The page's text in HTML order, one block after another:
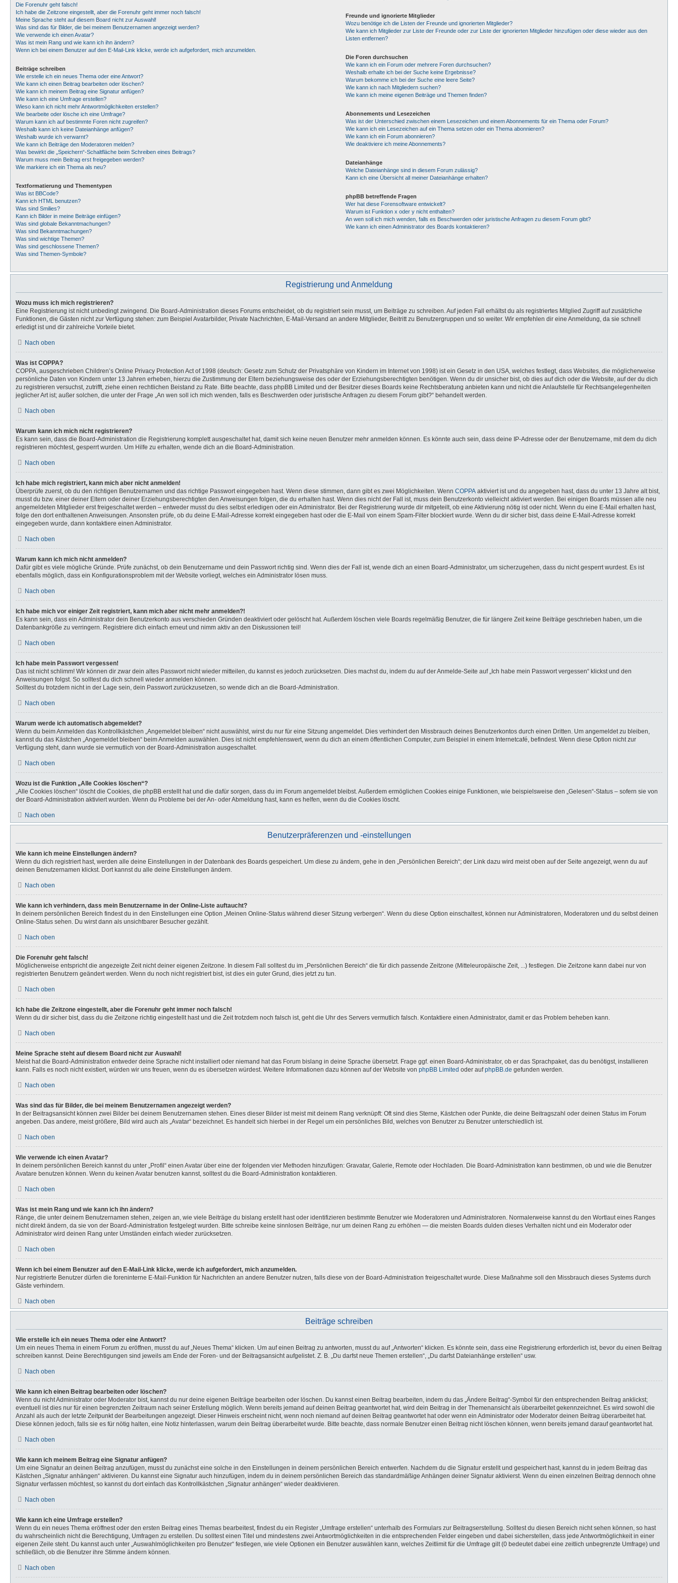
Die Forenuhr geht falsch!
Ich habe die Zeitzone eingestellt, aber die Forenuhr geht immer noch falsch!
Meine Sprache steht auf diesem Board nicht zur Auswahl!
Was sind das für Bilder, die bei meinem Benutzernamen angezeigt werden?
Wie verwende ich einen Avatar?
Was ist mein Rang und wie kann ich ihn ändern?
Wenn ich bei einem Benutzer auf den E-Mail-Link klicke, werde ich aufgefordert, mich anzumelden.
Beiträge schreiben
Wie erstelle ich ein neues Thema oder eine Antwort?
Wie kann ich einen Beitrag bearbeiten oder löschen?
Wie kann ich meinem Beitrag eine Signatur anfügen?
Wie kann ich eine Umfrage erstellen?
Wieso kann ich nicht mehr Antwortmöglichkeiten erstellen?
Wie bearbeite oder lösche ich eine Umfrage?
Warum kann ich auf bestimmte Foren nicht zugreifen?
Weshalb kann ich keine Dateianhänge anfügen?
Weshalb wurde ich verwarnt?
Wie kann ich Beiträge den Moderatoren melden?
Was bewirkt die „Speichern“-Schaltfläche beim Schreiben eines Beitrags?
Warum muss mein Beitrag erst freigegeben werden?
Wie markiere ich ein Thema als neu?
Textformatierung und Thementypen
Was ist BBCode?
Kann ich HTML benutzen?
Was sind Smilies?
Kann ich Bilder in meine Beiträge einfügen?
Was sind globale Bekanntmachungen?
Was sind Bekanntmachungen?
Was sind wichtige Themen?
Was sind geschlossene Themen?
Was sind Themen-Symbole?
Freunde und ignorierte Mitglieder
Wozu benötige ich die Listen der Freunde und ignorierten Mitglieder?
Wie kann ich Mitglieder zur Liste der Freunde oder zur Liste der ignorierten Mitglieder hinzufügen oder diese wieder aus den
Listen entfernen?
Die Foren durchsuchen
Wie kann ich ein Forum oder mehrere Foren durchsuchen?
Weshalb erhalte ich bei der Suche keine Ergebnisse?
Warum bekomme ich bei der Suche eine leere Seite?
Wie kann ich nach Mitgliedern suchen?
Wie kann ich meine eigenen Beiträge und Themen finden?
Abonnements und Lesezeichen
Was ist der Unterschied zwischen einem Lesezeichen und einem Abonnements für ein Thema oder Forum?
Wie kann ich ein Lesezeichen auf ein Thema setzen oder ein Thema abonnieren?
Wie kann ich ein Forum abonnieren?
Wie deaktiviere ich meine Abonnements?
Dateianhänge
Welche Dateianhänge sind in diesem Forum zulässig?
Kann ich eine Übersicht all meiner Dateianhänge erhalten?
phpBB betreffende Fragen
Wer hat diese Forensoftware entwickelt?
Warum ist Funktion x oder y nicht enthalten?
An wen soll ich mich wenden, falls es Beschwerden oder juristische Anfragen zu diesem Forum gibt?
Wie kann ich einen Administrator des Boards kontaktieren?
Registrierung und Anmeldung
Wozu muss ich mich registrieren?
Eine Registrierung ist nicht unbedingt zwingend. Die Board-Administration dieses Forums entscheidet, ob du registriert sein musst, um Beiträge zu schreiben. Auf jeden Fall erhältst du als registriertes Mitglied Zugriff auf zusätzliche
Funktionen, die Gästen nicht zur Verfügung stehen: zum Beispiel Avatarbilder, Private Nachrichten, E-Mail-Versand an andere Mitglieder, Beitritt zu Benutzergruppen und so weiter. Wir empfehlen dir eine Anmeldung, da sie schnell
erledigt ist und dir zahlreiche Vorteile bietet.
Nach oben
Was ist COPPA?
COPPA, ausgeschrieben Children’s Online Privacy Protection Act of 1998 (deutsch: Gesetz zum Schutz der Privatsphäre von Kindern im Internet von 1998) ist ein Gesetz in den USA, welches festlegt, dass Websites, die möglicherweise
persönliche Daten von Kindern unter 13 Jahren erheben, hierzu die Zustimmung der Eltern beziehungsweise des oder der Erziehungsberechtigten benötigen. Wenn du dir unsicher bist, ob dies auf dich oder die Website, auf der du dich
zu registrieren versuchst, zutrifft, ziehe einen rechtlichen Beistand zu Rate. Bitte beachte, dass phpBB Limited und der Besitzer dieses Boards keine Rechtsberatung anbieten kann und nicht die Anlaufstelle für Rechtsangelegenheiten
jeglicher Art ist; außer solchen, die unter der Frage „An wen soll ich mich wenden, falls es Beschwerden oder juristische Anfragen zu diesem Forum gibt?“ behandelt werden.
Nach oben
Warum kann ich mich nicht registrieren?
Es kann sein, dass die Board-Administration die Registrierung komplett ausgeschaltet hat, damit sich keine neuen Benutzer mehr anmelden können. Es könnte auch sein, dass deine IP-Adresse oder der Benutzername, mit dem du dich
registrieren möchtest, gesperrt wurden. Um Hilfe zu erhalten, wende dich an die Board-Administration.
Nach oben
Ich habe mich registriert, kann mich aber nicht anmelden!
Überprüfe zuerst, ob du den richtigen Benutzernamen und das richtige Passwort eingegeben hast. Wenn diese stimmen, dann gibt es zwei Möglichkeiten. Wenn COPPA aktiviert ist und du angegeben hast, dass du unter 13 Jahre alt bist,
musst du bzw. einer deiner Eltern oder deiner Erziehungsberechtigten den Anweisungen folgen, die du erhalten hast. Wenn dies nicht der Fall ist, muss dein Benutzerkonto vielleicht aktiviert werden. Bei einigen Boards müssen alle neu
angemeldeten Mitglieder erst freigeschaltet werden – entweder musst du dies selbst erledigen oder ein Administrator. Bei der Registrierung wurde dir mitgeteilt, ob eine Aktivierung nötig ist oder nicht. Wenn du eine E-Mail erhalten hast,
folge den dort enthaltenen Anweisungen. Ansonsten prüfe, ob du deine E-Mail-Adresse korrekt eingegeben hast oder die E-Mail von einem Spam-Filter blockiert wurde. Wenn du dir sicher bist, dass deine E-Mail-Adresse korrekt
eingegeben wurde, dann kontaktiere einen Administrator.
Nach oben
Warum kann ich mich nicht anmelden?
Dafür gibt es viele mögliche Gründe. Prüfe zunächst, ob dein Benutzername und dein Passwort richtig sind. Wenn dies der Fall ist, wende dich an einen Board-Administrator, um sicherzugehen, dass du nicht gesperrt wurdest. Es ist
ebenfalls möglich, dass ein Konfigurationsproblem mit der Website vorliegt, welches ein Administrator lösen muss.
Nach oben
Ich habe mich vor einiger Zeit registriert, kann mich aber nicht mehr anmelden?!
Es kann sein, dass ein Administrator dein Benutzerkonto aus verschieden Gründen deaktiviert oder gelöscht hat. Außerdem löschen viele Boards regelmäßig Benutzer, die für längere Zeit keine Beiträge geschrieben haben, um die
Datenbankgröße zu verringern. Registriere dich einfach erneut und nimm aktiv an den Diskussionen teil!
Nach oben
Ich habe mein Passwort vergessen!
Das ist nicht schlimm! Wir können dir zwar dein altes Passwort nicht wieder mitteilen, du kannst es jedoch zurücksetzen. Dies machst du, indem du auf der Anmelde-Seite auf „Ich habe mein Passwort vergessen“ klickst und den
Anweisungen folgst. So solltest du dich schnell wieder anmelden können.
Solltest du trotzdem nicht in der Lage sein, dein Passwort zurückzusetzen, so wende dich an die Board-Administration.
Nach oben
Warum werde ich automatisch abgemeldet?
Wenn du beim Anmelden das Kontrollkästchen „Angemeldet bleiben“ nicht auswählst, wirst du nur für eine Sitzung angemeldet. Dies verhindert den Missbrauch deines Benutzerkontos durch einen Dritten. Um angemeldet zu bleiben,
kannst du das Kästchen „Angemeldet bleiben“ beim Anmelden auswählen. Dies ist nicht empfehlenswert, wenn du dich an einem öffentlichen Computer, zum Beispiel in einem Internetcafé, befindest. Wenn diese Option nicht zur
Verfügung steht, dann wurde sie vermutlich von der Board-Administration ausgeschaltet.
Nach oben
Wozu ist die Funktion „Alle Cookies löschen“?
„Alle Cookies löschen“ löscht die Cookies, die phpBB erstellt hat und die dafür sorgen, dass du im Forum angemeldet bleibst. Außerdem ermöglichen Cookies einige Funktionen, wie beispielsweise den „Gelesen“-Status – sofern sie von
der Board-Administration aktiviert wurden. Wenn du Probleme bei der An- oder Abmeldung hast, kann es helfen, wenn du die Cookies löscht.
Nach oben
Benutzerpräferenzen und -einstellungen
Wie kann ich meine Einstellungen ändern?
Wenn du dich registriert hast, werden alle deine Einstellungen in der Datenbank des Boards gespeichert. Um diese zu ändern, gehe in den „Persönlichen Bereich“; der Link dazu wird meist oben auf der Seite angezeigt, wenn du auf
deinen Benutzernamen klickst. Dort kannst du alle deine Einstellungen ändern.
Nach oben
Wie kann ich verhindern, dass mein Benutzername in der Online-Liste auftaucht?
In deinem persönlichen Bereich findest du in den Einstellungen eine Option „Meinen Online-Status während dieser Sitzung verbergen“. Wenn du diese Option einschaltest, können nur Administratoren, Moderatoren und du selbst deinen
Online-Status sehen. Du wirst dann als unsichtbarer Besucher gezählt.
Nach oben
Die Forenuhr geht falsch!
Möglicherweise entspricht die angezeigte Zeit nicht deiner eigenen Zeitzone. In diesem Fall solltest du im „Persönlichen Bereich“ die für dich passende Zeitzone (Mitteleuropäische Zeit, ...) festlegen. Die Zeitzone kann dabei nur von
registrierten Benutzern geändert werden. Wenn du noch nicht registriert bist, ist dies ein guter Grund, dies jetzt zu tun.
Nach oben
Ich habe die Zeitzone eingestellt, aber die Forenuhr geht immer noch falsch!
Wenn du dir sicher bist, dass du die Zeitzone richtig eingestellt hast und die Zeit trotzdem noch falsch ist, geht die Uhr des Servers vermutlich falsch. Kontaktiere einen Administrator, damit er das Problem beheben kann.
Nach oben
Meine Sprache steht auf diesem Board nicht zur Auswahl!
Meist hat die Board-Administration entweder deine Sprache nicht installiert oder niemand hat das Forum bislang in deine Sprache übersetzt. Frage ggf. einen Board-Administrator, ob er das Sprachpaket, das du benötigst, installieren
kann. Falls es noch nicht existiert, würden wir uns freuen, wenn du es übersetzen würdest. Weitere Informationen dazu können auf der Website von phpBB Limited oder aufphpBB.de gefunden werden.
Nach oben
Was sind das für Bilder, die bei meinem Benutzernamen angezeigt werden?
In der Beitragsansicht können zwei Bilder bei deinem Benutzernamen stehen. Eines dieser Bilder ist meist mit deinem Rang verknüpft: Oft sind dies Sterne, Kästchen oder Punkte, die deine Beitragszahl oder deinen Status im Forum
angeben. Das andere, meist größere, Bild wird auch als „Avatar“ bezeichnet. Es handelt sich hierbei in der Regel um ein persönliches Bild, welches von Benutzer zu Benutzer unterschiedlich ist.
Nach oben
Wie verwende ich einen Avatar?
In deinem persönlichen Bereich kannst du unter „Profil“ einen Avatar über eine der folgenden vier Methoden hinzufügen: Gravatar, Galerie, Remote oder Hochladen. Die Board-Administration kann bestimmen, ob und wie die Benutzer
Avatare benutzen können. Wenn du keinen Avatar benutzen kannst, solltest du die Board-Administration kontaktieren.
Nach oben
Was ist mein Rang und wie kann ich ihn ändern?
Ränge, die unter deinem Benutzernamen stehen, zeigen an, wie viele Beiträge du bislang erstellt hast oder identifizieren bestimmte Benutzer wie Moderatoren und Administratoren. Normalerweise kannst du den Wortlaut eines Ranges
nicht direkt ändern, da sie von der Board-Administration festgelegt wurden. Bitte schreibe keine sinnlosen Beiträge, nur um deinen Rang zu erhöhen — die meisten Boards dulden dieses Verhalten nicht und ein Moderator oder
Administrator wird deinen Rang unter Umständen einfach wieder zurücksetzen.
Nach oben
Wenn ich bei einem Benutzer auf den E-Mail-Link klicke, werde ich aufgefordert, mich anzumelden.
Nur registrierte Benutzer dürfen die foreninterne E-Mail-Funktion für Nachrichten an andere Benutzer nutzen, falls diese von der Board-Administration freigeschaltet wurde. Diese Maßnahme soll den Missbrauch dieses Systems durch
Gäste verhindern.
Nach oben
Beiträge schreiben
Wie erstelle ich ein neues Thema oder eine Antwort?
Um ein neues Thema in einem Forum zu eröffnen, musst du auf „Neues Thema“ klicken. Um auf einen Beitrag zu antworten, musst du auf „Antworten“ klicken. Es könnte sein, dass eine Registrierung erforderlich ist, bevor du einen Beitrag
schreiben kannst. Deine Berechtigungen sind jeweils am Ende der Foren- und der Beitragsansicht aufgelistet. Z. B. „Du darfst neue Themen erstellen“, „Du darfst Dateianhänge erstellen“ usw.
Nach oben
Wie kann ich einen Beitrag bearbeiten oder löschen?
Wenn du nicht Administrator oder Moderator bist, kannst du nur deine eigenen Beiträge bearbeiten oder löschen. Du kannst einen Beitrag bearbeiten, indem du das „Ändere Beitrag“-Symbol für den entsprechenden Beitrag anklickst;
eventuell ist dies nur für einen begrenzten Zeitraum nach seiner Erstellung möglich. Wenn bereits jemand auf deinen Beitrag geantwortet hat, wird dein Beitrag in der Themenansicht als überarbeitet gekennzeichnet. Es wird sowohl die
Anzahl als auch der letzte Zeitpunkt der Bearbeitungen angezeigt. Dieser Hinweis erscheint nicht, wenn noch niemand auf deinen Beitrag geantwortet hat oder wenn ein Administrator oder Moderator deinen Beitrag überarbeitet hat.
Diese können jedoch, falls sie es für nötig halten, eine Notiz hinterlassen, warum dein Beitrag überarbeitet wurde. Bitte beachte, dass normale Benutzer einen Beitrag nicht löschen können, wenn bereits jemand darauf geantwortet hat.
Nach oben
Wie kann ich meinem Beitrag eine Signatur anfügen?
Um eine Signatur an deinen Beitrag anzufügen, musst du zunächst eine solche in den Einstellungen in deinem persönlichen Bereich entwerfen. Nachdem du die Signatur erstellt und gespeichert hast, kannst du in jedem Beitrag das
Kästchen „Signatur anhängen“ aktivieren. Du kannst eine Signatur auch hinzufügen, indem du in deinem persönlichen Bereich das standardmäßige Anhängen deiner Signatur aktivierst. Wenn du einen einzelnen Beitrag dennoch ohne
Signatur verfassen möchtest, so kannst du dort einfach das Kontrollkästchen „Signatur anhängen“ wieder deaktivieren.
Nach oben
Wie kann ich eine Umfrage erstellen?
Wenn du ein neues Thema eröffnest oder den ersten Beitrag eines Themas bearbeitest, findest du ein Register „Umfrage erstellen“ unterhalb des Formulars zur Beitragserstellung. Solltest du diesen Bereich nicht sehen können, so hast
du wahrscheinlich nicht die Berechtigung, Umfragen zu erstellen. Du solltest einen Titel und mindestens zwei Antwortmöglichkeiten in die entsprechenden Felder eingeben und dabei sicherstellen, dass jede Antwortmöglichkeit in einer
eigenen Zeile steht. Du kannst auch unter „Auswahlmöglichkeiten pro Benutzer“ festlegen, wie viele Optionen ein Benutzer auswählen kann, welches Zeitlimit für die Umfrage gilt (0 bedeutet dabei eine zeitlich unbegrenzte Umfrage) und
schließlich, ob die Benutzer ihre Stimme ändern können.
Nach oben